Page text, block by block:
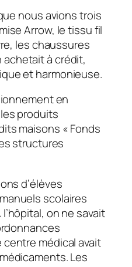
nous avions trois
Arrow, le tissu fil
les chaussures
achetait à crédit,
et harmonieuse.
en
produits
maisons « Fonds
structures
d’élèves
scolaires
on ne savait
médical avait
Les